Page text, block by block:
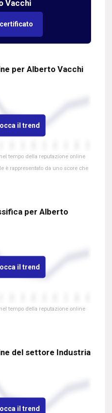
Vacchi
per Alberto Vacchi
il trend
tempo della reputazione online
è rappresentato da uno score che
per Alberto
il trend
tempo della reputazione online
del settore Industria
il trend